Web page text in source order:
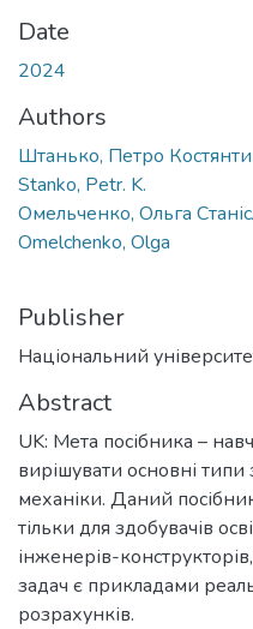
Date
2024
Authors
Штанько, Петро
Stanko, Petr. K.
Омельченко, Ольга
Omelchenko, Olga
Publisher
Національний
Abstract
UK: Мета посібника –
вирішувати основні типи
механіки. Даний
тільки для здобувачів
інженерів-
задач є прикладами
розрахунків.